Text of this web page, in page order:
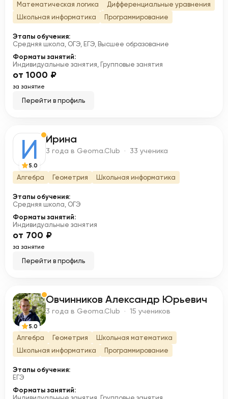
Математическая логика
Дифференциальные уравнения
Школьная информатика
Программирование
Этапы обучения:
Средняя школа, ОГЭ, ЕГЭ, Высшее образование
Форматы занятий:
Индивидуальные занятия, Групповые занятия
от 1000 ₽
за занятие
Перейти в профиль
И
5.0
Ирина
3 года в Geoma.Club · 33 ученика
Алгебра Геометрия Школьная информатика
Этапы обучения:
Средняя школа, ОГЭ
Форматы занятий:
Индивидуальные занятия
от 700 ₽
за занятие
Перейти в профиль
О
5.0
Овчинников Александр Юрьевич
3 года в Geoma.Club · 15 учеников
Алгебра Геометрия
Школьная математика
Школьная информатика
Программирование
Этапы обучения:
ЕГЭ
Форматы занятий: